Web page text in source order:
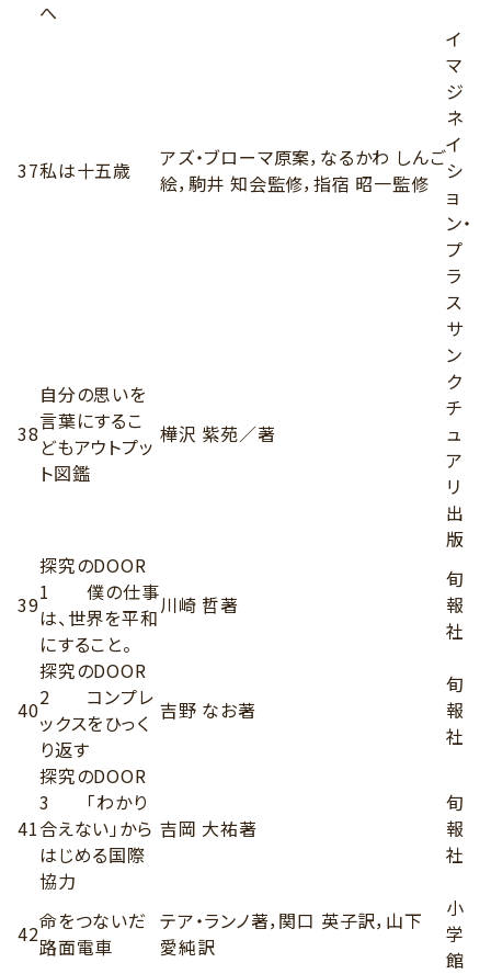
へ
37私は十五歳
アズ・ブローマ原案，なるかわ しんご
絵，駒井 知会監修，指宿 昭一監修
イ
マ
ジ
ネ
イ
シ
ョ
ン・
プ
ラ
ス
38
自分の思いを
言葉にするこ
どもアウトプッ
ト図鑑
樺沢 紫苑／著
サ
ン
ク
チ
ュ
ア
リ
出
版
39
探究のDOOR
1 僕の仕事
は、世界を平和
にすること。
川崎 哲著
旬
報
社
40
探究のDOOR
2 コンプレ
ックスをひっく
り返す
吉野 なお著
旬
報
社
41
探究のDOOR
3 「わかり
合えない」から
はじめる国際
協力
吉岡 大祐著
旬
報
社
42命をつないだ
路面電車
テア・ランノ著，関口 英子訳，山下
愛純訳
小
学
館